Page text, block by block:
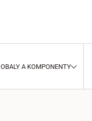
OBALY A KOMPONENTY